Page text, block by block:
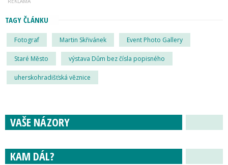
TAGY ČLÁNKU
Fotograf Martin Skřivánek Event Photo Gallery
Staré Město výstava Dům bez čísla popisného
uherskohradišťská věznice
VAŠE NÁZORY
KAM DÁL?